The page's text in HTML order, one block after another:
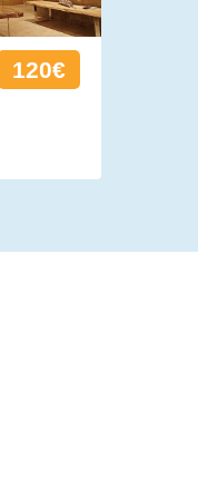
120€